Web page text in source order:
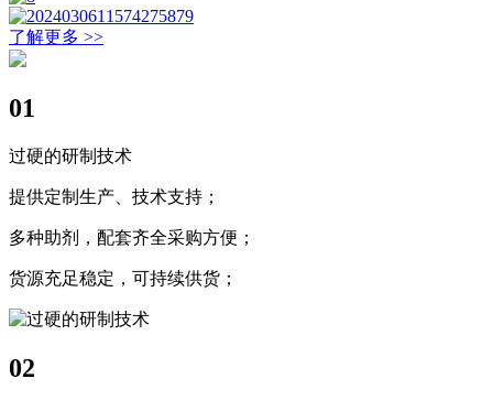
了解更多 >>
01
过硬的研制技术
提供定制生产、技术支持；
多种助剂，配套齐全采购方便；
货源充足稳定，可持续供货；
02